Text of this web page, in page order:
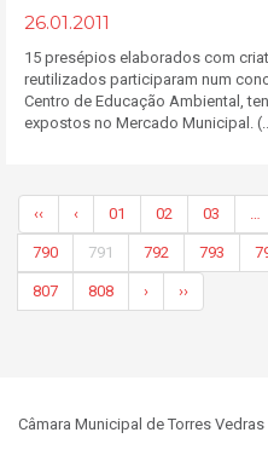
26.01.2011
15 presépios elaborados com
reutilizados participaram num
Centro de Educação Ambiental,
expostos no Mercado Municipal.
‹‹ ‹ 01 02 03
790 791 792 793
807 808 › ››
Câmara Municipal de Torres Vedras